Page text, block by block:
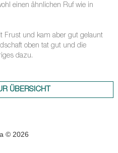
einen ähnlichen Ruf wie in
Frust und kam aber gut gelaunt
oben tat gut und die
dazu.
ÜBERSICHT
© 2026